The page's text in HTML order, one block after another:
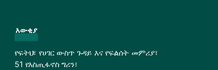
እውቂያ
የፍትህ፣ የሀገር ውስጥ ጉዳይ እና የፍልሰት መምሪያ፣
51 የእስጢፋኖስ ግሪን፣